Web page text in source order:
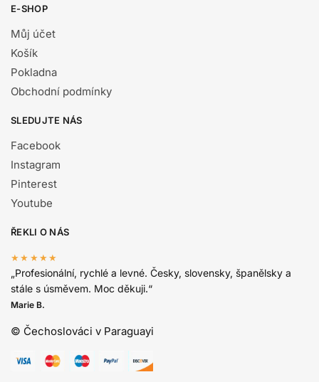
E-SHOP
Můj účet
Košík
Pokladna
Obchodní podmínky
SLEDUJTE NÁS
Facebook
Instagram
Pinterest
Youtube
ŘEKLI O NÁS
★★★★★
„Profesionální, rychlé a levné. Česky, slovensky, španělsky a
stále s úsměvem. Moc děkuji.“
Marie B.
© Čechoslováci v Paraguayi